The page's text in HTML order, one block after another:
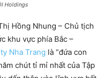
Holdings
Hồng Nhung – Chủ tịch
khu vực phía Bắc –
Nha Trang là “đứa con
chút tỉ mỉ nhất của Tập